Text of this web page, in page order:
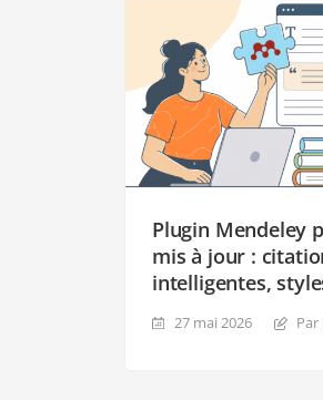
Plugin Mendeley
mis à jour :
intelligentes,
27 mai 2026 Par